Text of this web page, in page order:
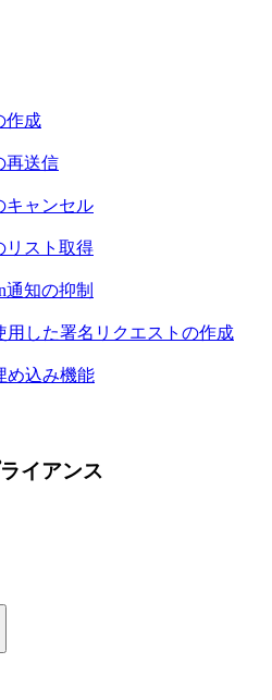
作成
再送信
キャンセル
リスト取得
通知の抑制
用した署名リクエストの作成
め込み機能
イアンス